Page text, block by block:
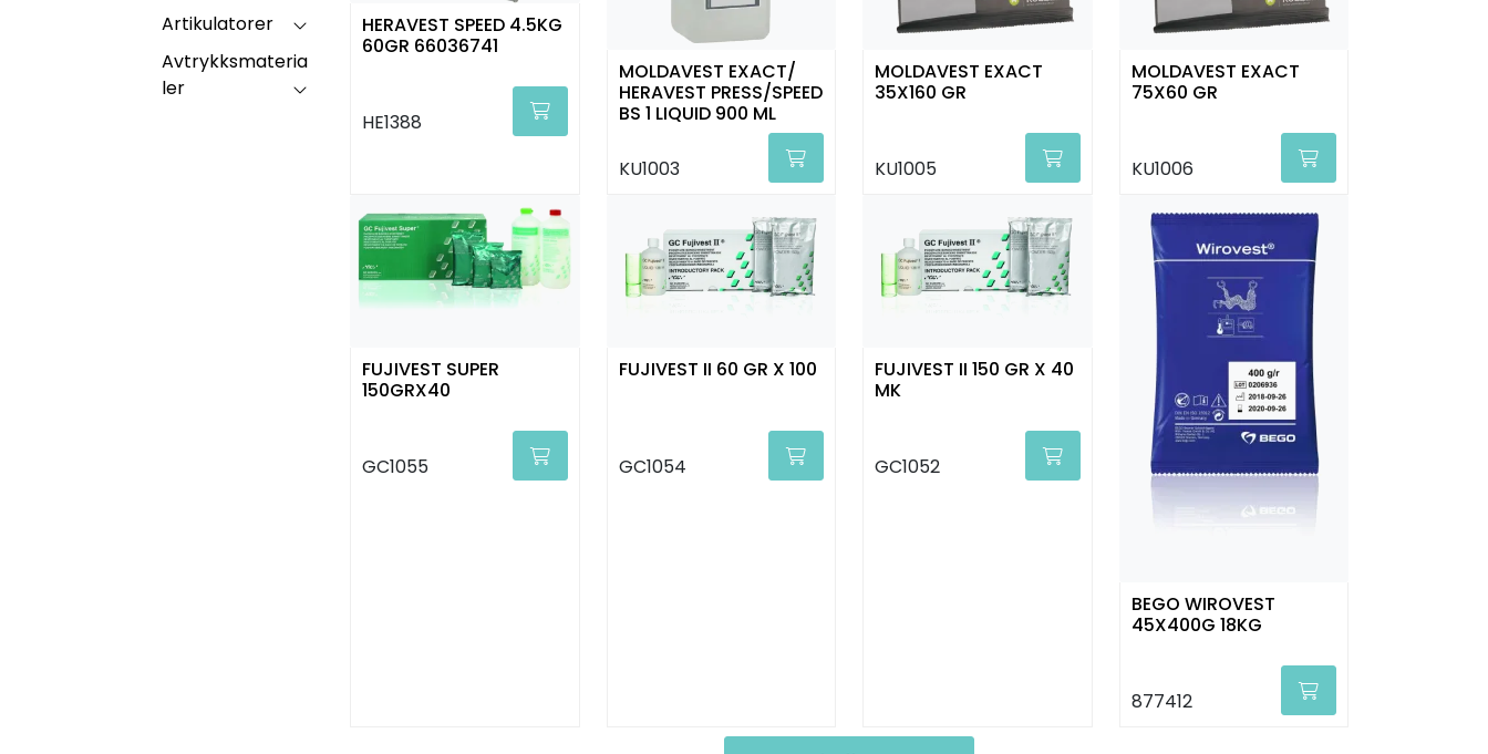
Artikulatorer
Avtrykksmateria
ler
HERAVEST SPEED 4.5KG
60GR 66036741
HE1388
MOLDAVEST EXACT/
HERAVEST PRESS/SPEED
BS 1 LIQUID 900 ML
KU1003
MOLDAVEST EXACT
35X160 GR
KU1005
MOLDAVEST EXACT
75X60 GR
KU1006
FUJIVEST SUPER
150GRX40
GC1055
FUJIVEST II 60 GR X 100
GC1054
FUJIVEST II 150 GR X 40
MK
GC1052
BEGO WIROVEST
45X400G 18KG
877412